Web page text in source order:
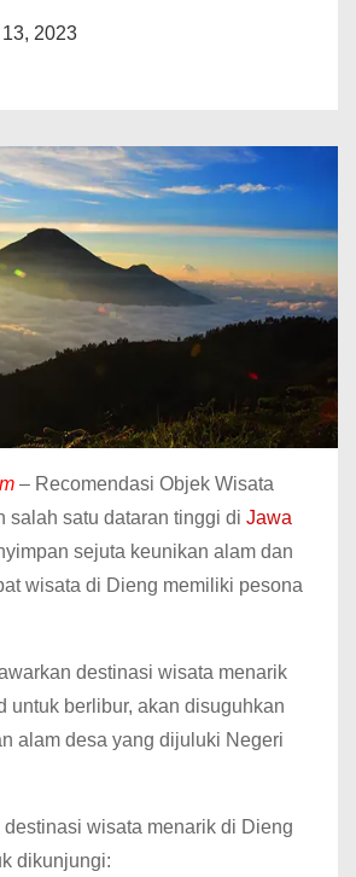
2023
– Recomendasi Objek Wisata
salah satu dataran tinggi di Jawa
sejuta keunikan alam dan
wisata di Dieng memiliki pesona
destinasi wisata menarik
untuk berlibur, akan disuguhkan
alam desa yang dijuluki Negeri
destinasi wisata menarik di Dieng
dikunjungi: